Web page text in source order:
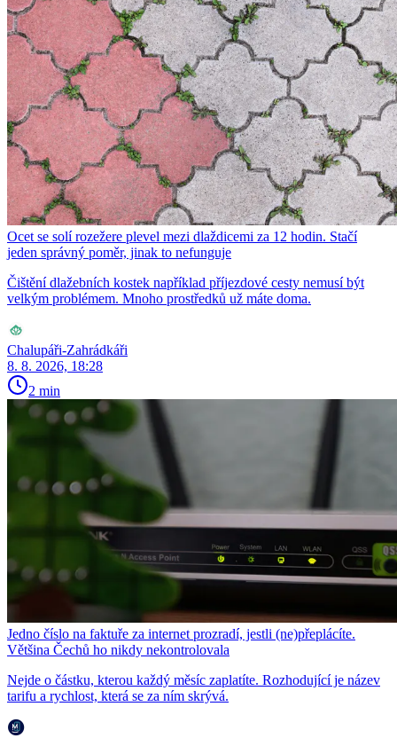
Ocet se solí rozežere plevel mezi dlaždicemi za 12 hodin. Stačí
jeden správný poměr, jinak to nefunguje
Čištění dlažebních kostek například příjezdové cesty nemusí být
velkým problémem. Mnoho prostředků už máte doma.
Chalupáři-Zahrádkáři
8. 8. 2026, 18:28
2 min
Jedno číslo na faktuře za internet prozradí, jestli (ne)přeplácíte.
Většina Čechů ho nikdy nekontrolovala
Nejde o částku, kterou každý měsíc zaplatíte. Rozhodující je název
tarifu a rychlost, která se za ním skrývá.